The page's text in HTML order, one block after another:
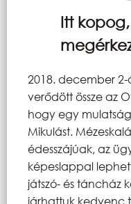
Itt
2018. december
verődött össze az
hogy egy
Mikulást.
édesszájúak, az
képeslappal
játszó- és táncház
járhattuk kedvenc